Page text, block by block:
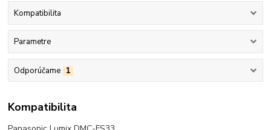
Kompatibilita
Parametre
Odporúčame 1
Kompatibilita